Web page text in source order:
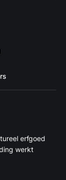
erfgoed
werkt